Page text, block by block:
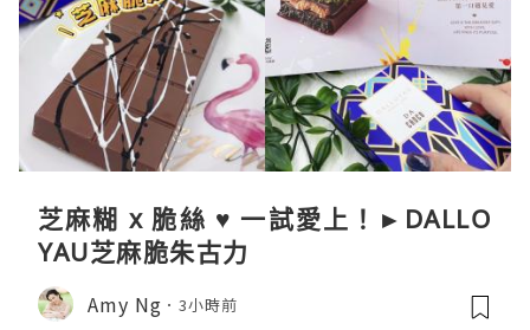
芝麻糊 x 脆絲 ♥ 一試愛上！►DALLO
YAU芝麻脆朱古力
Amy Ng 3小時前